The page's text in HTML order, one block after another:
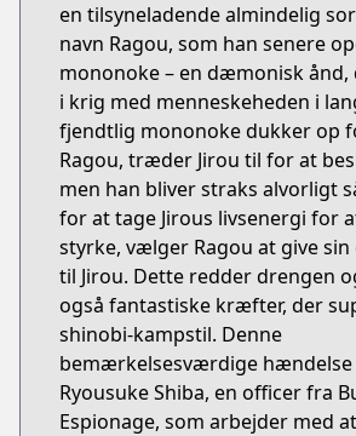
en tilsyneladende almindelig
navn Ragou, som han senere
mononoke – en dæmonisk
i krig med menneskeheden i
fjendtlig mononoke dukker op
Ragou, træder Jirou til for at
men han bliver straks alvorligt
for at tage Jirous livsenergi for
styrke, vælger Ragou at give sin
til Jirou. Dette redder drengen
også fantastiske kræfter, der
shinobi-kampstil. Denne
bemærkelsesværdige hændelse
Ryousuke Shiba, en officer fra
Espionage, som arbejder med